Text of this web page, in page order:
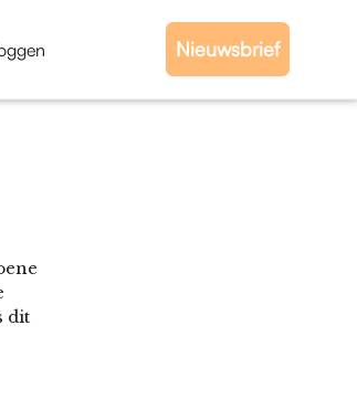
Nieuwsbrief
dit